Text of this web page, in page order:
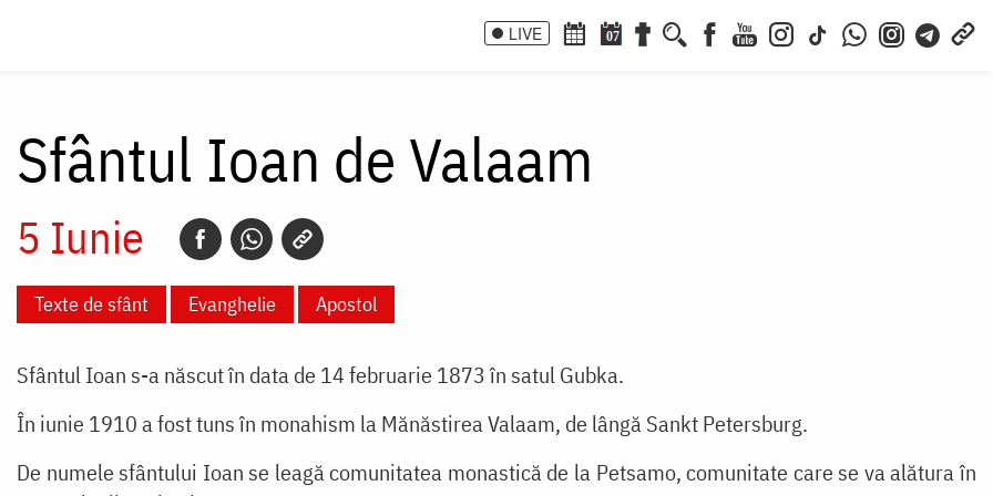
LIVE 07
Sfântul Ioan de Valaam
5 Iunie
Texte de sfânt Evanghelie Apostol
Sfântul Ioan s-a născut în data de 14 februarie 1873 în satul Gubka.
În iunie 1910 a fost tuns în monahism la Mănăstirea Valaam, de lângă Sankt Petersburg.
De numele sfântului Ioan se leagă comunitatea monastică de la Petsamo, comunitate care se va alătura în